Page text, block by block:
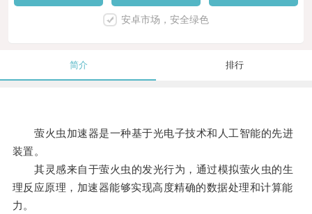
安卓市场，安全绿色
简介 排行
萤火虫加速器是一种基于光电子技术和人工智能的先进
装置。
其灵感来自于萤火虫的发光行为，通过模拟萤火虫的生
理反应原理，加速器能够实现高度精确的数据处理和计算能
力。